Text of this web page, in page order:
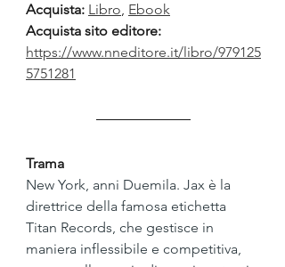
Acquista: Libro, Ebook
Acquista sito editore:
https://www.nneditore.it/libro/979125
5751281
Trama
New York, anni Duemila. Jax è la
direttrice della famosa etichetta
Titan Records, che gestisce in
maniera inflessibile e competitiva,